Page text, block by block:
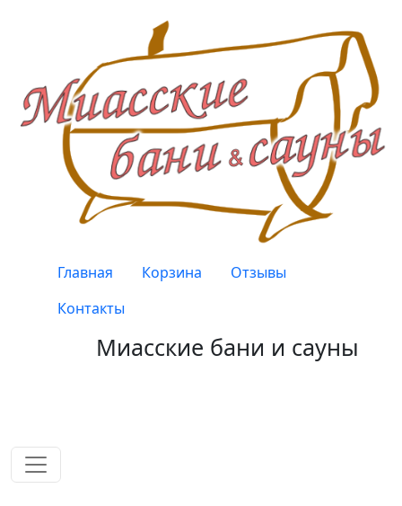
Верхнее меню
Главная Корзина
Отзывы
Контакты
Миасские бани и сауны